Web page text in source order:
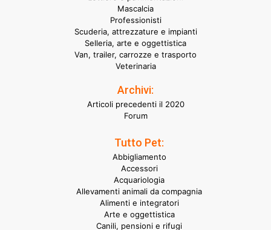
Mascalcia
Professionisti
Scuderia, attrezzature e impianti
Selleria, arte e oggettistica
Van, trailer, carrozze e trasporto
Veterinaria
Archivi:
Articoli precedenti il 2020
Forum
Tutto Pet:
Abbigliamento
Accessori
Acquariologia
Allevamenti animali da compagnia
Alimenti e integratori
Arte e oggettistica
Canili, pensioni e rifugi